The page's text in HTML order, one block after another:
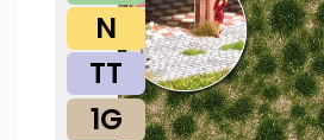
N
TT
1G